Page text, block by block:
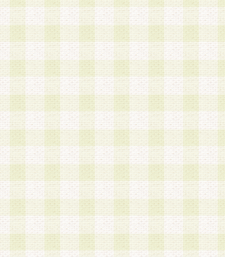
できるものとします。な お、当社は、当該委託
契約を締結しこれを遵守させるとともに、本規約
の注意をもって当該情報を使用させるものとし ま
a.本サービスに係る謝礼、景品、調査サンプル品
b.会員からの電話、メール等の問い合わせなどへ
c.モバイルリサーチ、またはグループ形式による
実施もしくは運営
d.その他これらに付随する業務
4.会員は、住所、電話番号その他の登録情報につ
合は、速やかに当社所定の変更手続きを行うもの
5.当社は、必要と認めた場合、会員に対して、電
手段により登録情報の対象者が会員登録者本人で
の内容が正確であること、アンケートの回答内容
うことができるものとます。
6.会員は、会員登録後当社が定期的に行う登録情
して、当社指定の期間内に更新手続きを行うもの
該期間内に更新手続きを行わない場合、その時点
発行したポイントは失効されるものとします。